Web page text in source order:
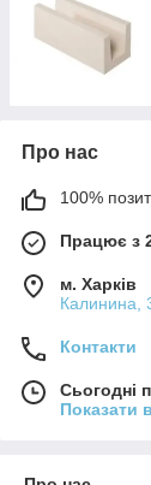
Про нас
100%
Працює з
м. Харків
Калинина,
Контакти
Сьогодні
Показати